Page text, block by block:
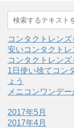
コンタクトレン
安いコンタクトレ
コンタクトレン
1日使い捨てコン
ょう
メニコンワンデ
2017年5月
2017年4月